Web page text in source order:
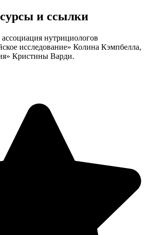
и ссылки
нутрициологов
исследование» Колина Кэмпбелла,
Кристины Варди.